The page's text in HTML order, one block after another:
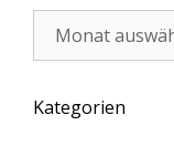
Kategorien